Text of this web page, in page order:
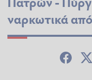
ναρκωτικά